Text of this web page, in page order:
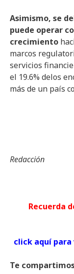
Asimismo, se
puede operar
crecimiento
marcos
servicios
el 19.6% delos
más de un país
Redacción
click aquí
Te